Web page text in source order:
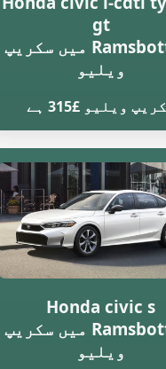
gt
Ramsbottom میں سکریپ
ویلیو
ویلیو £315 ہے
Honda civic s
Ramsbottom میں سکریپ
ویلیو